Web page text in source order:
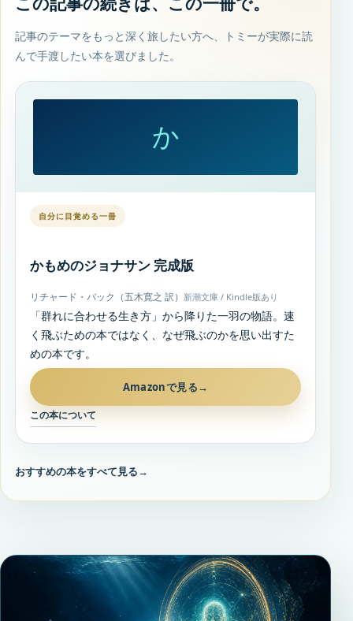
記事のテーマをもっと深く旅したい方へ、トミーが実際に読
んで手渡したい本を選びました。
か
自分に目覚める一冊
かもめのジョナサン 完成版
リチャード・バック（五木寛之 訳） 新潮文庫 / Kindle版あり
「群れに合わせる生き方」から降りた一羽の物語。速
く飛ぶための本ではなく、なぜ飛ぶのかを思い出すた
めの本です。
Amazonで見る→
この本について
おすすめの本をすべて見る→